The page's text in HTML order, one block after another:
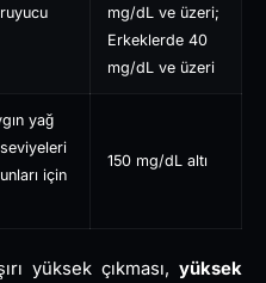
mg/dL ve üzeri;
Erkeklerde 40
mg/dL ve üzeri
yağ
için
150 mg/dL altı
yüksek çıkması, yüksek